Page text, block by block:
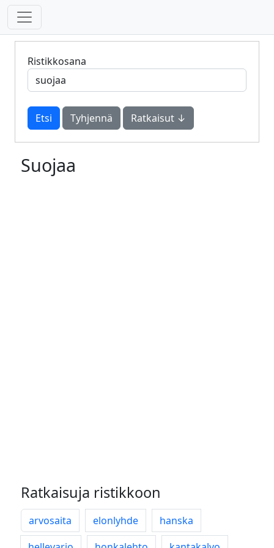
Ristikkosana
Tyhjennä Ratkaisut ↓
Suojaa
Ratkaisuja ristikkoon
arvosaita elonlyhde
hanska